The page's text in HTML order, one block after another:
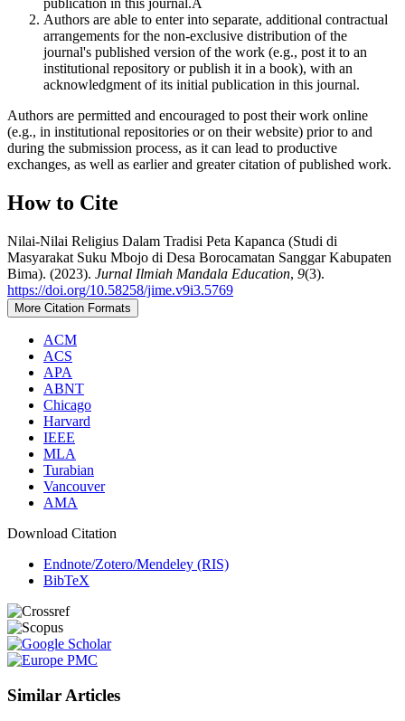
publication in this journal.Â
Authors are able to enter into separate, additional contractual
arrangements for the non-exclusive distribution of the
journal's published version of the work (e.g., post it to an
institutional repository or publish it in a book), with an
acknowledgment of its initial publication in this journal.
Authors are permitted and encouraged to post their work online
(e.g., in institutional repositories or on their website) prior to and
during the submission process, as it can lead to productive
exchanges, as well as earlier and greater citation of published work.
How to Cite
Nilai-Nilai Religius Dalam Tradisi Peta Kapanca (Studi di
Masyarakat Suku Mbojo di Desa Borocamatan Sanggar Kabupaten
Bima). (2023). Jurnal Ilmiah Mandala Education, 9(3).
https://doi.org/10.58258/jime.v9i3.5769
More Citation Formats
ACM
ACS
APA
ABNT
Chicago
Harvard
IEEE
MLA
Turabian
Vancouver
AMA
Download Citation
Endnote/Zotero/Mendeley (RIS)
BibTeX
Similar Articles